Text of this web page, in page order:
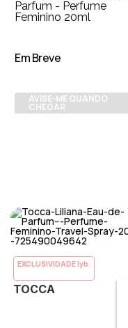
Parfum - Perfume
Feminino 20ml
Em Breve
AVISE-ME QUANDO
CHEGAR
EXCLUSIVIDADE lyb.
TOCCA